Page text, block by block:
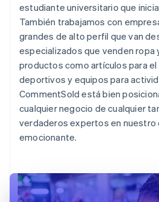
estudiante universitario que
También trabajamos con
grandes de alto perfil que van
especializados que venden ropa
productos como artículos para el
deportivos y equipos para
CommentSold está bien
cualquier negocio de cualquier
verdaderos expertos en nuestro
emocionante.